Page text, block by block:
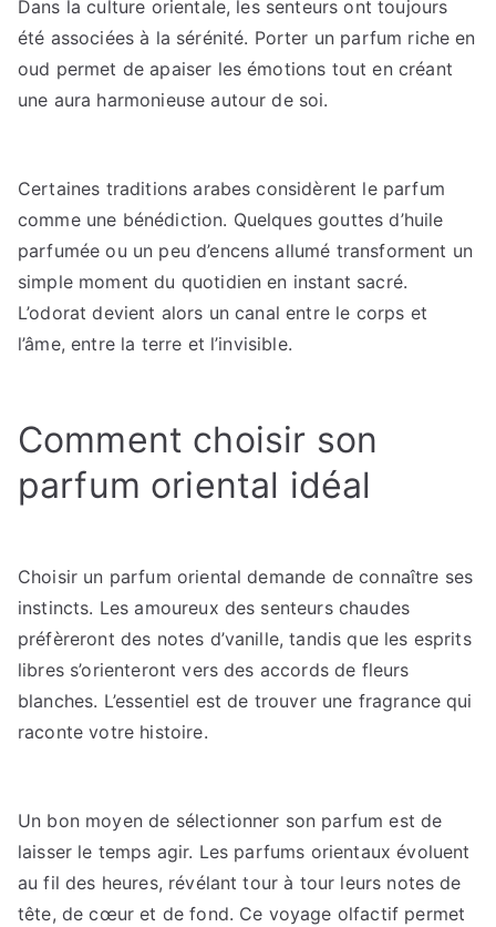
Dans la culture orientale, les senteurs ont toujours
été associées à la sérénité. Porter un parfum riche en
oud permet de apaiser les émotions tout en créant
une aura harmonieuse autour de soi.
Certaines traditions arabes considèrent le parfum
comme une bénédiction. Quelques gouttes d’huile
parfumée ou un peu d’encens allumé transforment un
simple moment du quotidien en instant sacré.
L’odorat devient alors un canal entre le corps et
l’âme, entre la terre et l’invisible.
Comment choisir son
parfum oriental idéal
Choisir un parfum oriental demande de connaître ses
instincts. Les amoureux des senteurs chaudes
préfèreront des notes d’vanille, tandis que les esprits
libres s’orienteront vers des accords de fleurs
blanches. L’essentiel est de trouver une fragrance qui
raconte votre histoire.
Un bon moyen de sélectionner son parfum est de
laisser le temps agir. Les parfums orientaux évoluent
au fil des heures, révélant tour à tour leurs notes de
tête, de cœur et de fond. Ce voyage olfactif permet